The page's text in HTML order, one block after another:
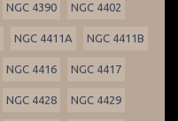
NGC 4390 NGC 4402
NGC 4411A NGC 4411B
NGC 4416 NGC 4417
NGC 4428 NGC 4429